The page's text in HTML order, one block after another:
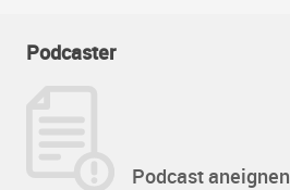
Podcaster
Podcast aneignen